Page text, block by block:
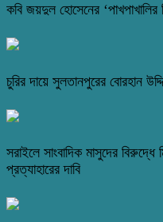
কবি জয়দুল হোসেনের
চুরির দায়ে সুলতানপুরের বোরহান
সরাইলে সাংবাদিক মাসুদের বিরুদ্ধে
প্রত্যাহারের দাবি